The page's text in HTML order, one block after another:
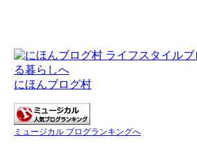
にほんブログ村
ミュージカル ブログランキングへ